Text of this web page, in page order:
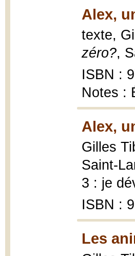
Alex,
texte,
zéro?,
ISBN :
Notes :
Alex,
Gilles
Saint-
3 : je
ISBN :
Les